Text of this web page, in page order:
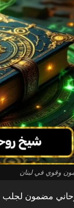
وقوي في لبنان
مضمون لجلب